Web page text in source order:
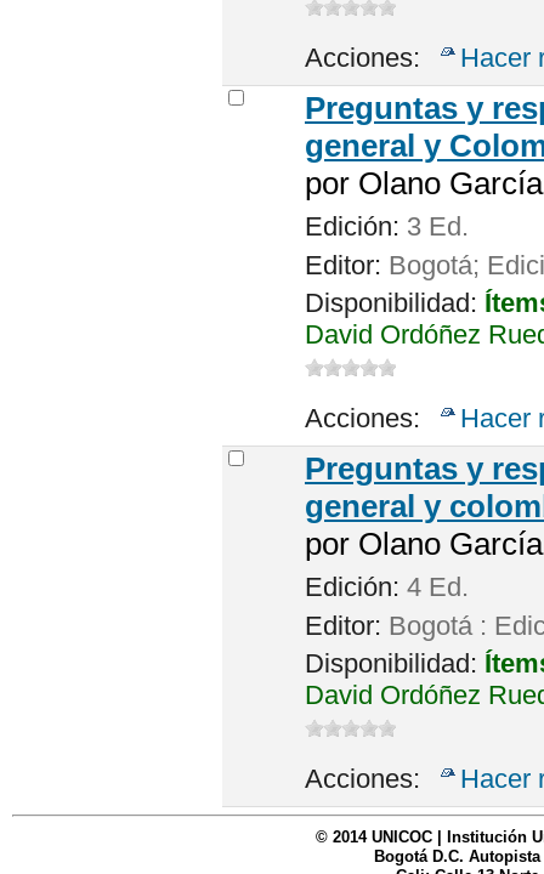
Acciones: Hacer
Preguntas y
general y
por Olano
Edición: 3 Ed.
Editor: Bogotá;
Disponibilidad:
David Ordóñez
Acciones: Hacer
Preguntas y
general y
por Olano
Edición: 4 Ed.
Editor: Bogotá :
Disponibilidad:
David Ordóñez
Acciones: Hacer
© 2014 UNICOC | Institución
Bogotá D.C. Autopista